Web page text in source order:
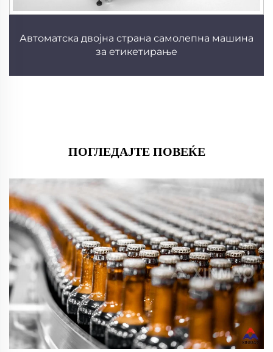
Автоматска двојна страна самолепна машина
за етикетирање
ПОГЛЕДАЈТЕ ПОВЕЌЕ